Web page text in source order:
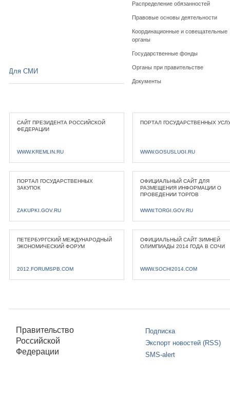
Распределение обязанностей
Правовые основы деятельности
Координационные и совещательные
органы
Государственные фонды
Органы при правительстве
Документы
Для СМИ
САЙТ ПРЕЗИДЕНТА РОССИЙСКОЙ
ФЕДЕРАЦИИ
WWW.KREMLIN.RU
ПОРТАЛ ГОСУДАРСТВЕННЫХ
WWW.GOSUSLUGI.RU
ПОРТАЛ ГОСУДАРСТВЕННЫХ
ЗАКУПОК
ZAKUPKI.GOV.RU
ОФИЦИАЛЬНЫЙ САЙТ ДЛЯ
РАЗМЕЩЕНИЯ ИНФОРМАЦИИ О
ПРОВЕДЕНИИ ТОРГОВ
WWW.TORGI.GOV.RU
ПЕТЕРБУРГСКИЙ МЕЖДУНАРОДНЫЙ
ЭКОНОМИЧЕСКИЙ ФОРУМ
2012.FORUMSPB.COM
ОФИЦИАЛЬНЫЙ САЙТ ЗИМНЕЙ
ОЛИМПИАДЫ 2014 ГОДА В СОЧИ
WWW.SOCHI2014.COM
Правительство
Российской
Федерации
Подписка
Экспорт новостей (RSS)
SMS-alert